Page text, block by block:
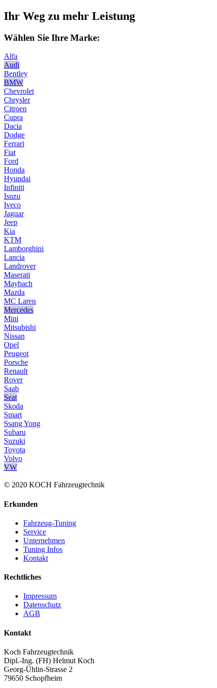
Ihr Weg zu mehr Leistung
Wählen Sie Ihre Marke:
Alfa
Audi
Bentley
BMW
Chevrolet
Chrysler
Citroen
Cupra
Dacia
Dodge
Ferrari
Fiat
Ford
Honda
Hyundai
Infiniti
Isuzu
Iveco
Jaguar
Jeep
Kia
KTM
Lamborghini
Lancia
Landrover
Maserati
Maybach
Mazda
MC Laren
Mercedes
Mini
Mitsubishi
Nissan
Opel
Peugeot
Porsche
Renault
Rover
Saab
Seat
Skoda
Smart
Ssang Yong
Subaru
Suzuki
Toyota
Volvo
VW
© 2020 KOCH Fahrzeugtechnik
Erkunden
Fahrzeug-Tuning
Service
Unternehmen
Tuning Infos
Kontakt
Rechtliches
Impressum
Datenschutz
AGB
Kontakt
Koch Fahrzeugtechnik
Dipl.-Ing. (FH) Helmut Koch
Georg-Ühlin-Strasse 2
79650 Schopfheim